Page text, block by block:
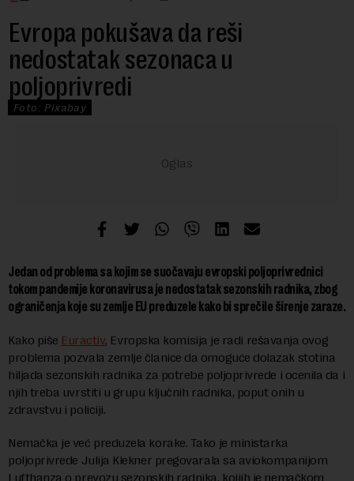
Evropa pokušava da reši
nedostatak sezonaca u
poljoprivredi
Foto: Pixabay
Jedan od problema sa kojim se suočavaju evropski poljoprivrednici
tokom pandemije koronavirusa je nedostatak sezonskih radnika, zbog
ograničenja koje su zemlje EU preduzele kako bi sprečile širenje zaraze.
Kako piše Euractiv, Evropska komisija je radi rešavanja ovog
problema pozvala zemlje članice da omoguće dolazak stotina
hiljada sezonskih radnika za potrebe poljoprivrede i ocenila da i
njih treba uvrstiti u grupu ključnih radnika, poput onih u
zdravstvu i policiji.
Nemačka je već preduzela korake. Tako je ministarka
poljoprivrede Julija Klekner pregovarala sa aviokompanijom
Lufthanza o prevozu sezonskih radnika, kojiih je nemačkom